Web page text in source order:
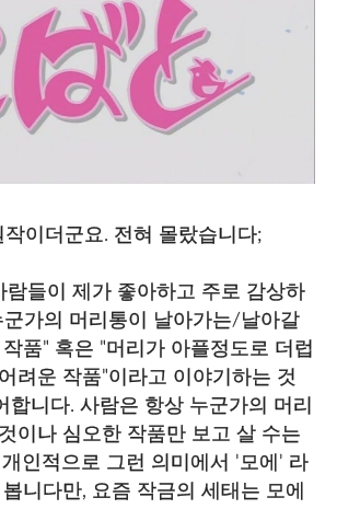
이더군요. 전혀 몰랐습니다;
람들이 제가 좋아하고 주로 감상하
군가의 머리통이 날아가는/날아갈
품" 혹은 "머리가 아플정도로 더럽
려운 작품"이라고 이야기하는 것
합니다. 사람은 항상 누군가의 머리
이나 심오한 작품만 보고 살 수는
인적으로 그런 의미에서 '모에' 라
니다만, 요즘 작금의 세태는 모에